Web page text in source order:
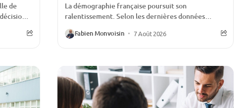
de
La démographie française poursuit son
ralentissement. Selon les dernières données
continue de reculer au premier semestre...
Fabien Monvoisin 7 Août 2026